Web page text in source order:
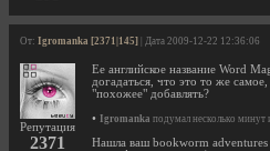
От: Igromanka [2371|145] | Дата 2009-12-22 12:36:06
Репутация
2371
Ее английское название Word
догадаться, что это то же
"похожее" добавлять?
• Igromanka подумал несколько минут
Нашла ваш bookworm adventures